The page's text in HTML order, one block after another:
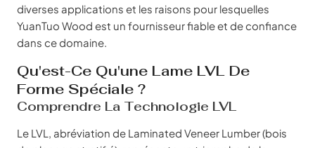
diverses applications et les raisons pour lesquelles
YuanTuo Wood est un fournisseur fiable et de confiance
dans ce domaine.
Qu'est-Ce Qu'une Lame LVL De
Forme Spéciale ?
Comprendre La Technologie LVL
Le LVL, abréviation de Laminated Veneer Lumber (bois